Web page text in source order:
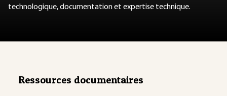
technologique, documentation et expertise technique.
Ressources documentaires